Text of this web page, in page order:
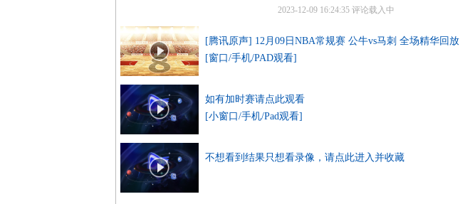
2023-12-09 16:24:35 评论载入中
[腾讯原声] 12月09日NBA常规赛 公牛vs马刺 全场精华回放
[窗口/手机/PAD观看]
如有加时赛请点此观看
[小窗口/手机/Pad观看]
不想看到结果只想看录像，请点此进入并收藏